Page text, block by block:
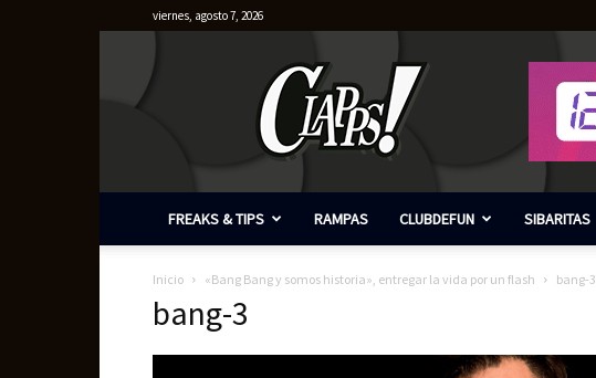
viernes, agosto 7, 2026
FREAKS & TIPS RAMPAS CLUBDEFUN SIBARITAS
Inicio «Bang Bang y somos historia», entregar la vida por un flash bang-3
bang-3